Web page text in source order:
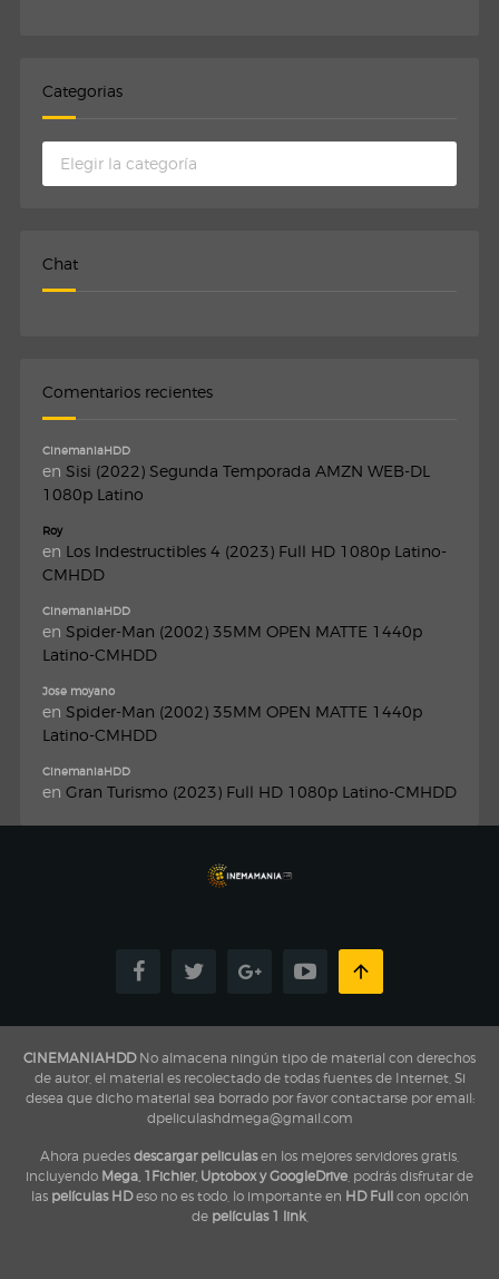
Categorias
Categorias
Chat
Comentarios recientes
CinemaniaHDD
en Sisi (2022) Segunda Temporada AMZN WEB-DL
1080p Latino
Roy
en Los Indestructibles 4 (2023) Full HD 1080p Latino-
CMHDD
CinemaniaHDD
en Spider-Man (2002) 35MM OPEN MATTE 1440p
Latino-CMHDD
Jose moyano
en Spider-Man (2002) 35MM OPEN MATTE 1440p
Latino-CMHDD
CinemaniaHDD
en Gran Turismo (2023) Full HD 1080p Latino-CMHDD
CINEMANIAHDDNo almacena ningún tipo de material con derechos
de autor, el material es recolectado de todas fuentes de Internet, Si
desea que dicho material sea borrado por favor contactarse por email:
dpeliculashdmega@gmail.com
Ahora puedes descargar peliculasen los mejores servidores gratis,
incluyendo Mega, 1Fichier, Uptobox y GoogleDrive , podrás disfrutar de
las películas HDeso no es todo, lo importante en HD Fullcon opción
de películas 1 link,